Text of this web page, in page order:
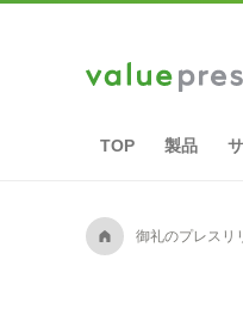
TOP 製品
A 御礼のプレスリ